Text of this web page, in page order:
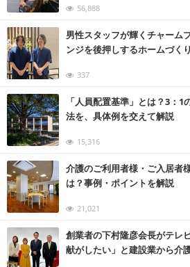
56,888
男性スタッフが輝くチャーム
ンジを後押しするホームづく
337
「人員配置基準」とは？3：
法を、具体例を交えて解説
15,316
介護のご利用者様・ご入居者
は？事例・ポイントを解説
21,021
創業者の下村隆彦会長がテレ
献がしたい」と建設業から介